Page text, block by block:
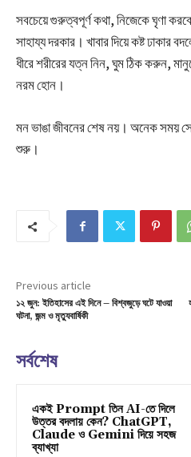
সবচেয়ে গুরুত্বপূর্ণ কথা, নিজেকে ঘৃণা
সাহায্য দরকার। খাবার দিয়ে কষ্ট ঢাকার
ধীরে শরীরের যত্ন নিন, ঘুম ঠিক করুন,
নরম হোন।
মন ভাঙা জীবনের শেষ নয়। অনেক সময়
শুরু।
Previous article
১২ জুন: ইতিহাসের এই দিনে – বিশ্বজুড়ে ঘটে যাওয়া
ঘটনা, জন্ম ও মৃত্যুবার্ষিকী
সর্বশেষ
একই Prompt তিন AI-তে দিলে
উত্তর বদলায় কেন? ChatGPT,
Claude ও Gemini দিয়ে সহজ
ব্যাখ্যা